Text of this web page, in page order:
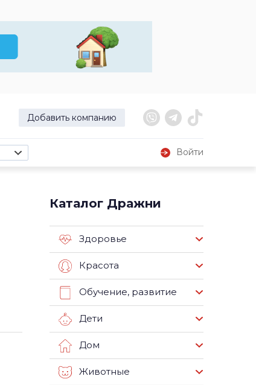
Добавить компанию
Войти
Каталог Дражни
Здоровье
Красота
Обучение, развитие
Дети
Дом
Животные